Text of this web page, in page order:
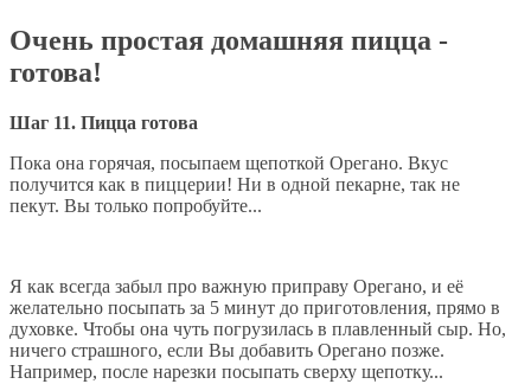
Очень простая домашняя пицца -
готова!
Шаг 11. Пицца готова
Пока она горячая, посыпаем щепоткой Орегано. Вкус
получится как в пиццерии! Ни в одной пекарне, так не
пекут. Вы только попробуйте...
Я как всегда забыл про важную приправу Орегано, и её
желательно посыпать за 5 минут до приготовления, прямо в
духовке. Чтобы она чуть погрузилась в плавленный сыр. Но,
ничего страшного, если Вы добавить Орегано позже.
Например, после нарезки посыпать сверху щепотку...